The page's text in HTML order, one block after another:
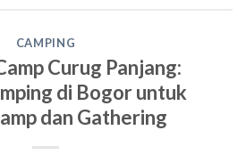
CAMPING
Curug Panjang:
di Bogor untuk
dan Gathering